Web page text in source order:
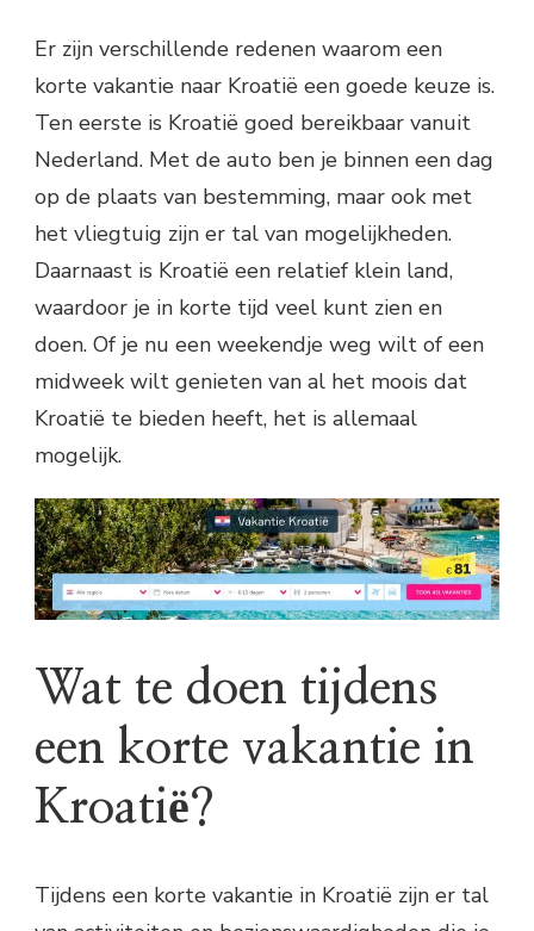
Er zijn verschillende redenen waarom een
korte vakantie naar Kroatië een goede keuze is.
Ten eerste is Kroatië goed bereikbaar vanuit
Nederland. Met de auto ben je binnen een dag
op de plaats van bestemming, maar ook met
het vliegtuig zijn er tal van mogelijkheden.
Daarnaast is Kroatië een relatief klein land,
waardoor je in korte tijd veel kunt zien en
doen. Of je nu een weekendje weg wilt of een
midweek wilt genieten van al het moois dat
Kroatië te bieden heeft, het is allemaal
mogelijk.
Wat te doen tijdens
een korte vakantie in
Kroatië?
Tijdens een korte vakantie in Kroatië zijn er tal